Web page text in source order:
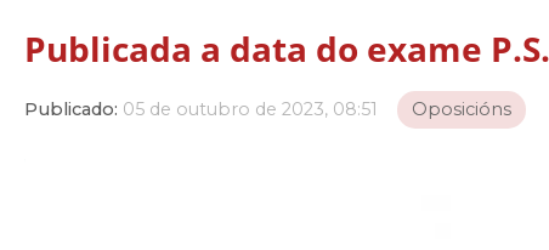
Publicada a data do exame
Publicado: 05 de outubro de 2023, 08:51 Oposicións